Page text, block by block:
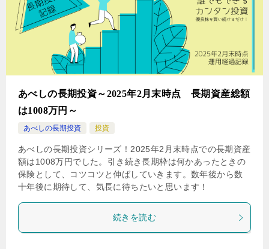
あべしの長期投資～2025年2月末時点 長期資産総額
は1008万円～
あべしの長期投資 投資
あべしの長期投資シリーズ！2025年2月末時点での長期資産
額は1008万円でした。引き続き長期枠は何かあったときの
保険として、コツコツと伸ばしていきます。数年後から数
十年後に期待して、気長に待ちたいと思います！
続きを読む